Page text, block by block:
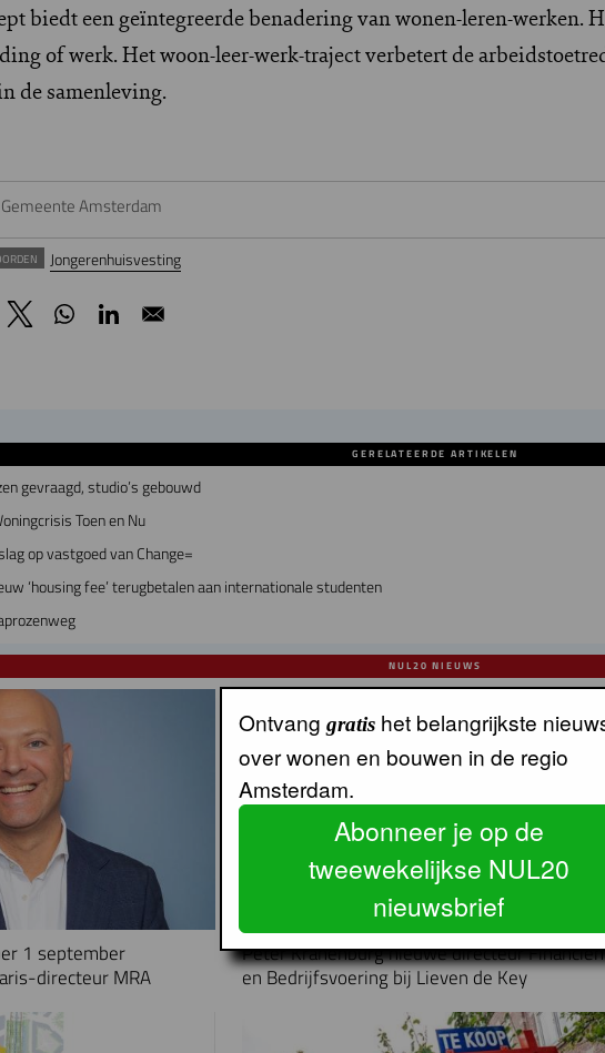
biedt een geïntegreerde benadering van wonen-leren-werken.
of werk. Het woon-leer-werk-traject verbetert de
de samenleving.
Gemeente Amsterdam
Jongerenhuisvesting
GERELATEERDE ARTIKELEN
gevraagd, studio’s gebouwd
Toen en Nu
op vastgoed van Change=
‘housing fee’ terugbetalen aan internationale studenten
NUL20 NIEUWS
1 september
directeur MRA
Peter Kranenburg nieuwe directeur Financiën
en Bedrijfsvoering bij Lieven de Key
Ontvang gratis het belangrijkste
over wonen en bouwen in de regio
Amsterdam.
Abonneer je op de
tweewekelijkse NUL20
nieuwsbrief